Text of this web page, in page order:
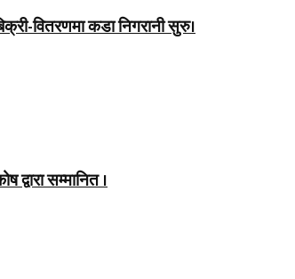
वितरणमा कडा निगरानी सुरु।
सम्मानित ।